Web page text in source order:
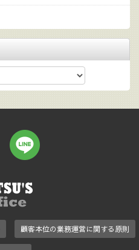
顧客本位の業務運営に関する原則